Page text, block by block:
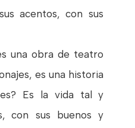
acentos, con sus
una obra de teatro
es una historia
Es la vida tal y
con sus buenos y